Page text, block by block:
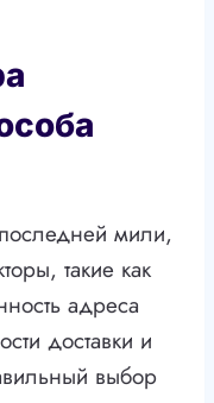
мили,
такие как
адреса
доставки и
выбор